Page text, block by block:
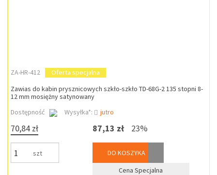
ZA-HR-412
Oferta specjalna
Zawias do kabin prysznicowych szkło-szkło TD-68G-2 135 stopni 8-
12 mm mosiężny satynowany
Dostępność
Wysyłka*: jutro
70,84 zł
szt
87,13 zł 23%
DO KOSZYKA
Cena Specjalna